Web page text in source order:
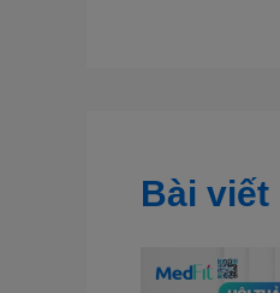
Bài viết